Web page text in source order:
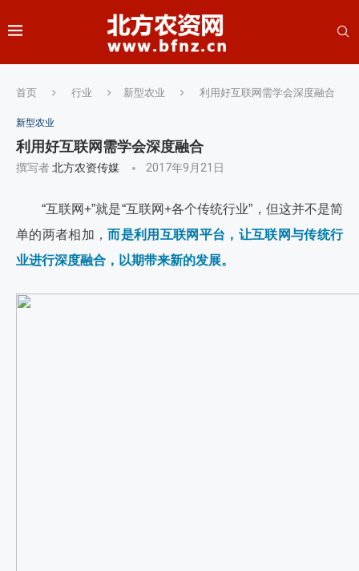
首页 行业 新型农业 利用好互联网需学会深度融合
新型农业
利用好互联网需学会深度融合
撰写者北方农资传媒 2017年9月21日
“互联网+”就是“互联网+各个传统行业”，但这并不是简
单的两者相加，而是利用互联网平台，让互联网与传统行
业进行深度融合，以期带来新的发展。